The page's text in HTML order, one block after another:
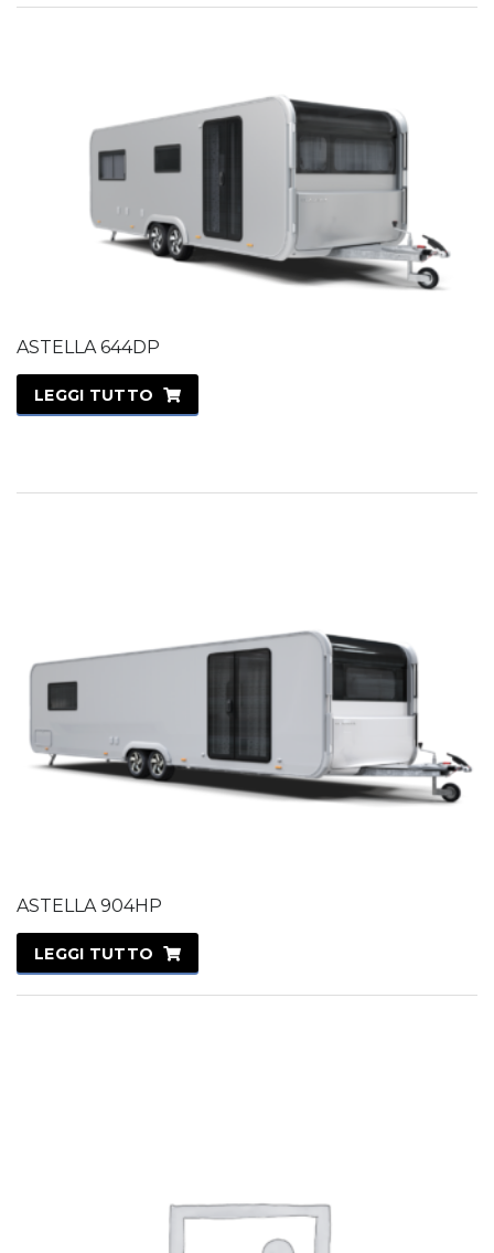
ASTELLA 644DP
LEGGI TUTTO
ASTELLA 904HP
LEGGI TUTTO